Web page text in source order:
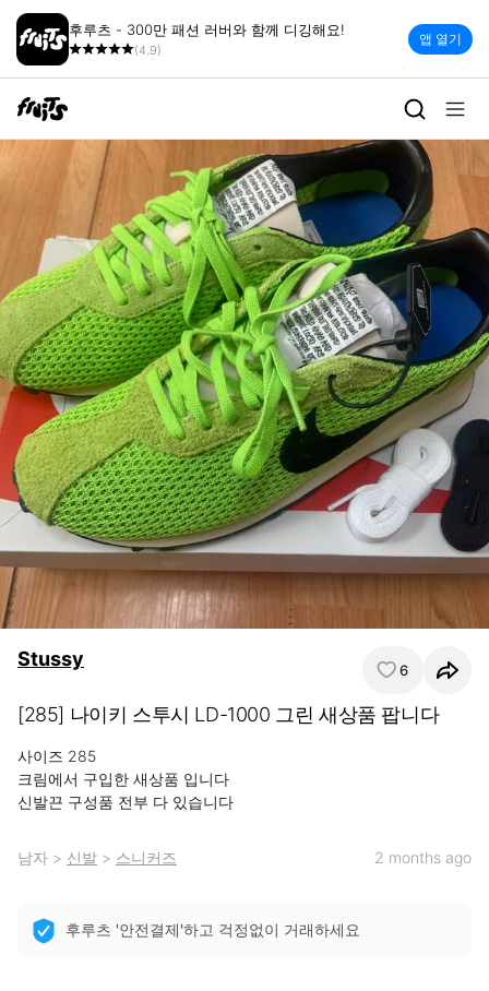
후루츠 - 300만 패션 러버와 함께 디깅해요!
(4.9)
앱 열기
Stussy 6
[285] 나이키 스투시 LD-1000 그린 새상품 팝니다
사이즈 285
크림에서 구입한 새상품 입니다
신발끈 구성품 전부 다 있습니다
남자 > 신발 > 스니커즈 2 months ago
후루츠 '안전결제'하고 걱정없이 거래하세요